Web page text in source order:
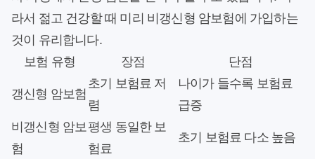
라서 젊고 건강할 때 미리 비갱신형 암보험에 가입하는
것이 유리합니다.
보험 유형
장점 단점
갱신형 암보험
초기 보험료 저
렴
나이가 들수록 보험료
급증
비갱신형 암보
험
평생 동일한 보
험료
초기 보험료 다소 높음